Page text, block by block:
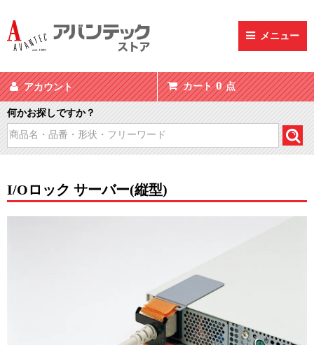
メニュー
アカウント カート 0 点
何かお探しですか？
I/Oロック サーバー(縦型)